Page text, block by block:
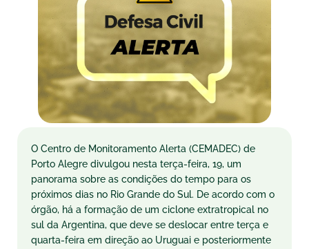
O Centro de Monitoramento Alerta (CEMADEC) de
Porto Alegre divulgou nesta terça-feira, 19, um
panorama sobre as condições do tempo para os
próximos dias no Rio Grande do Sul. De acordo com o
órgão, há a formação de um ciclone extratropical no
sul da Argentina, que deve se deslocar entre terça e
quarta-feira em direção ao Uruguai e posteriormente